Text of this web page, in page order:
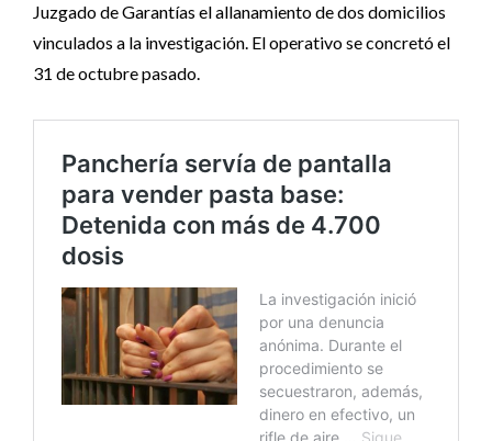
Juzgado de Garantías el allanamiento de dos domicilios
vinculados a la investigación. El operativo se concretó el
31 de octubre pasado.